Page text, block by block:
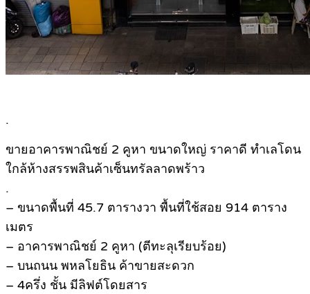
.
ขายอาคารพาณิชย์ 2 คูหา ขนาดใหญ่ ราคาดี ทำเลโดน
ใกล้ห้างสรรพสินค้าเซ็นทรัลลาดพร้าว
.
– ขนาดพื้นที่ 45.7 ตารางวา พื้นที่ใช้สอย 914 ตาราง
เมตร
– อาคารพาณิชย์ 2 คูหา (ตีทะลุเรียบร้อย)
– บนถนน พหลโยธิน ค้าขายสะดวก
– 4ครึ่ง ชั้น มีลิฟต์โดยสาร